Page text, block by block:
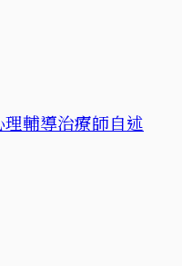
輔導治療師自述